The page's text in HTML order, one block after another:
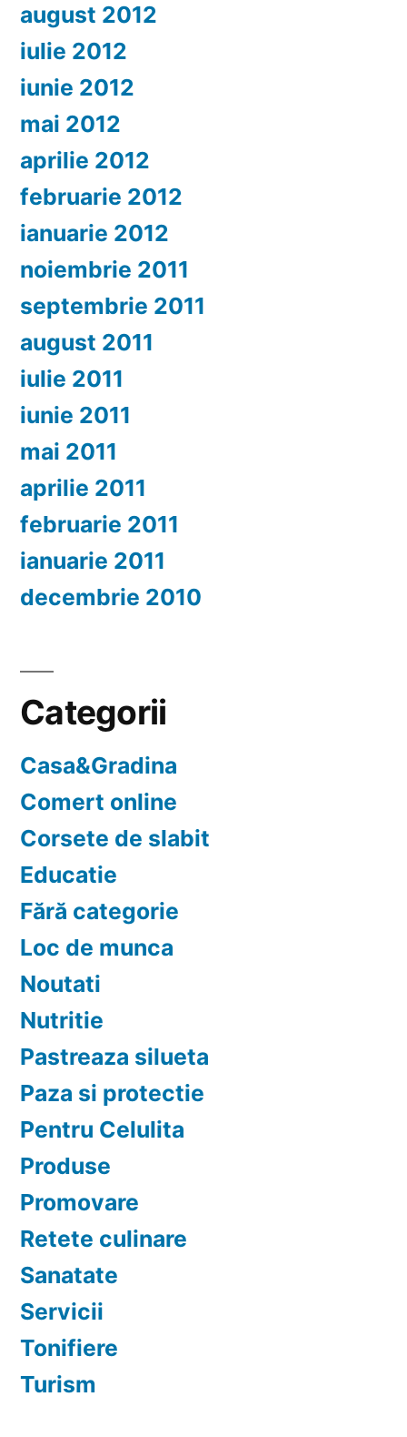
august 2012
iulie 2012
iunie 2012
mai 2012
aprilie 2012
februarie 2012
ianuarie 2012
noiembrie 2011
septembrie 2011
august 2011
iulie 2011
iunie 2011
mai 2011
aprilie 2011
februarie 2011
ianuarie 2011
decembrie 2010
Categorii
Casa&Gradina
Comert online
Corsete de slabit
Educatie
Fără categorie
Loc de munca
Noutati
Nutritie
Pastreaza silueta
Paza si protectie
Pentru Celulita
Produse
Promovare
Retete culinare
Sanatate
Servicii
Tonifiere
Turism